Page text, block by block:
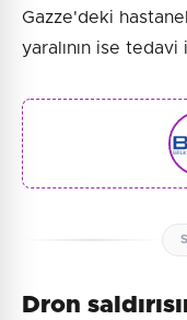
Gazze'deki
yaralının ise tedavi
Dron